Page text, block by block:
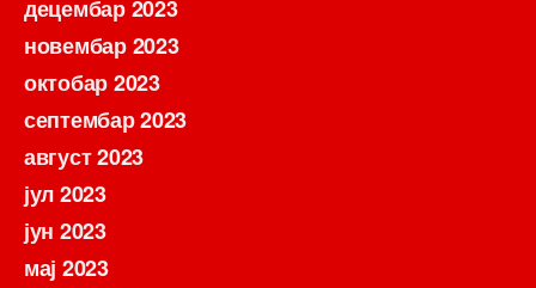
децембар 2023
новембар 2023
октобар 2023
септембар 2023
август 2023
јул 2023
јун 2023
мај 2023